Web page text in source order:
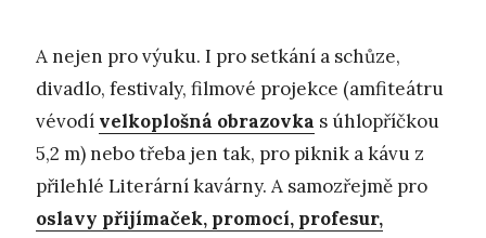
A nejen pro výuku. I pro setkání a schůze,
divadlo, festivaly, filmové projekce (amfiteátru
vévodí velkoplošná obrazovka s úhlopříčkou
5,2 m) nebo třeba jen tak, pro piknik a kávu z
přilehlé Literární kavárny. A samozřejmě pro
oslavy přijímaček, promocí, profesur,